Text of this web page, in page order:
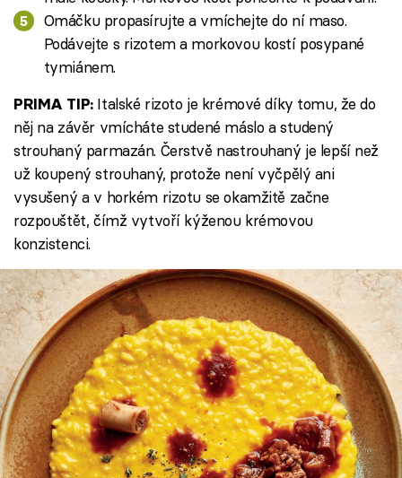
Omáčku propasírujte a vmíchejte do ní maso.
Podávejte s rizotem a morkovou kostí posypané
tymiánem.
PRIMA TIP:Italské rizoto je krémové díky tomu, že do
něj na závěr vmícháte studené máslo a studený
strouhaný parmazán. Čerstvě nastrouhaný je lepší než
už koupený strouhaný, protože není vyčpělý ani
vysušený a v horkém rizotu se okamžitě začne
rozpouštět, čímž vytvoří kýženou krémovou
konzistenci.